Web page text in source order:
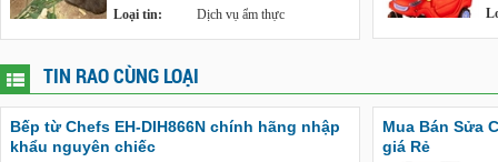
Loại tin:
Dịch vụ ẩm thực
TIN RAO CÙNG LOẠI
Bếp từ Chefs EH-DIH866N chính hãng nhập
khẩu nguyên chiếc
Mua Bán Sửa
giá Rẻ